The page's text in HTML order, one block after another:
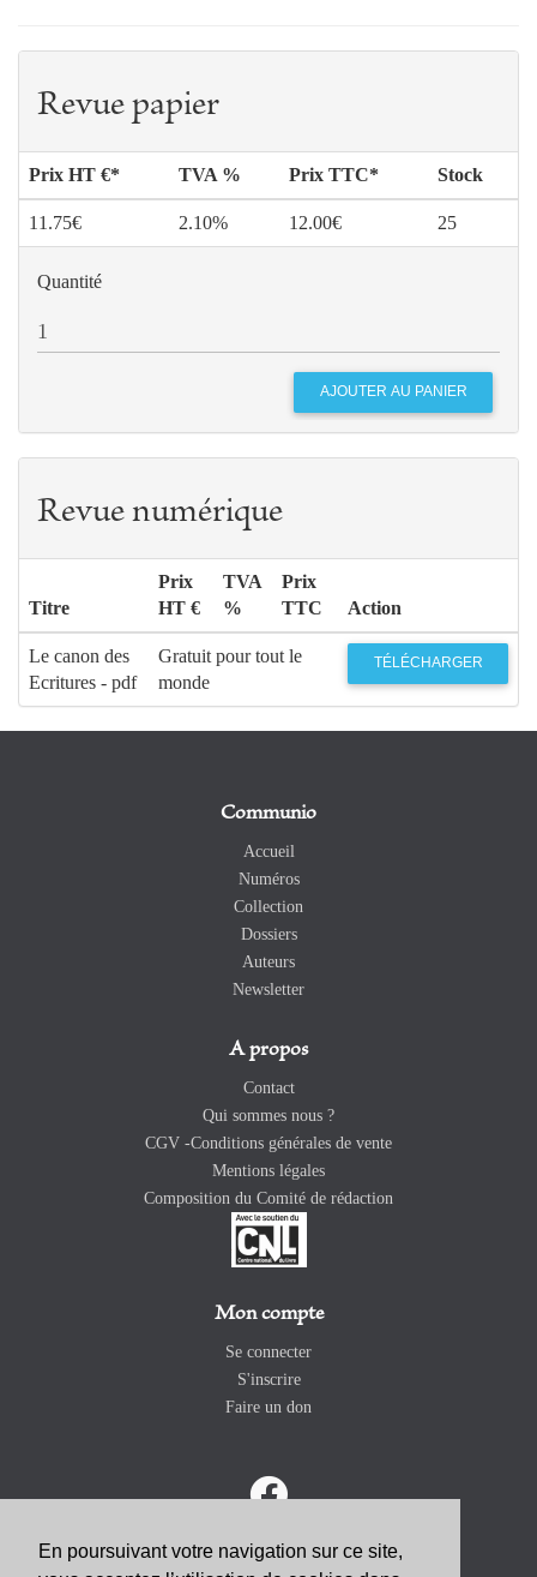
En poursuivant votre navigation sur ce site,
Revue papier
Prix HT €* TVA % Prix TTC* Stock
11.75€ 2.10% 12.00€ 25
Quantité
Revue numérique
Titre
Prix
HT €
TVA
%
Prix
TTC
Action
Le canon des
Ecritures - pdf
Gratuit pour tout le
monde
TÉLÉCHARGER
Communio
Accueil
Numéros
Collection
Dossiers
Auteurs
Newsletter
A propos
Contact
Qui sommes nous ?
CGV -Conditions générales de vente
Mentions légales
Composition du Comité de rédaction
Mon compte
Se connecter
S'inscrire
Faire un don